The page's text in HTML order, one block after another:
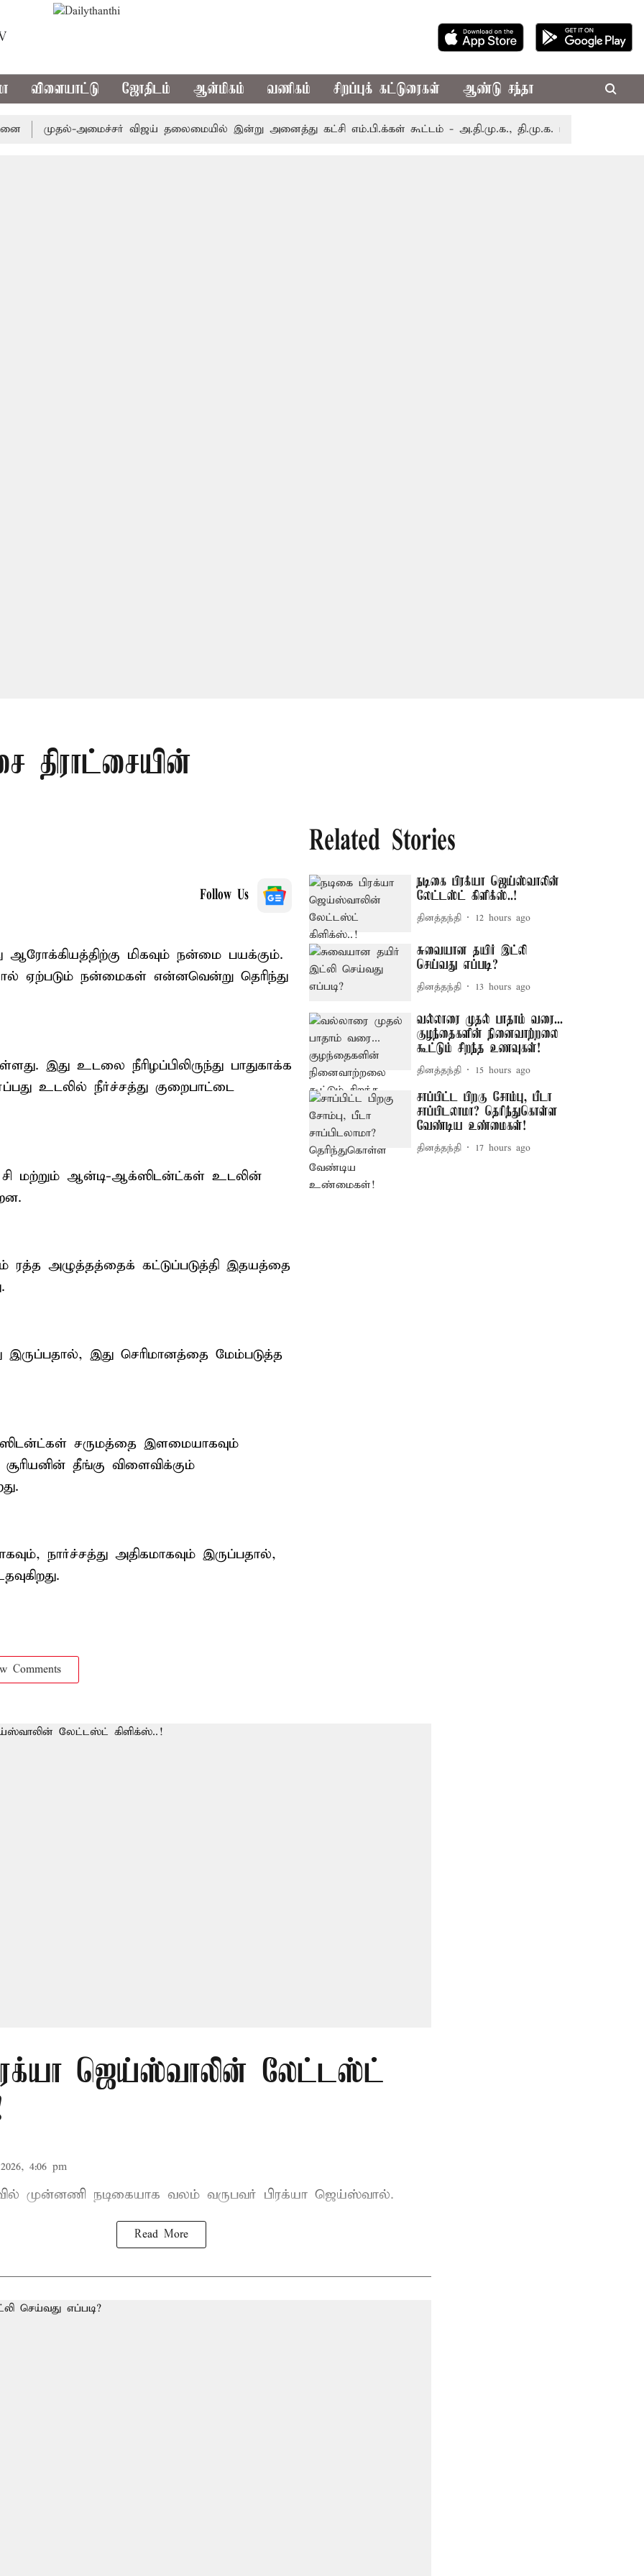
விளையாட்டு ஜோதிடம் ஆன்மிகம் வணிகம் சிறப்புக் கட்டுரைகள் ஆண்டு சந்தா
முதல்-அமைச்சர் விஜய் தலைமையில் இன்று அனைத்து கட்சி எம்.பி.க்கள் கூட்டம் - அ.தி.மு.க., தி.மு.க. புறக்கணிப்பு
திராட்சையின்
Follow Us
ஆரோக்கியத்திற்கு மிகவும் நன்மை பயக்கும்.
ஏற்படும் நன்மைகள் என்னவென்று தெரிந்து
இது உடலை நீரிழப்பிலிருந்து பாதுகாக்க
உடலில் நீர்ச்சத்து குறைபாட்டை
மற்றும் ஆன்டி-ஆக்ஸிடன்ட்கள் உடலின்
ரத்த அழுத்தத்தைக் கட்டுப்படுத்தி இதயத்தை
இருப்பதால், இது செரிமானத்தை மேம்படுத்த
சருமத்தை இளமையாகவும்
தீங்கு விளைவிக்கும்
நார்ச்சத்து அதிகமாகவும் இருப்பதால்,
Comments
Related Stories
நடிகை பிரக்யா ஜெய்ஸ்வாலின்
லேட்டஸ்ட் கிளிக்ஸ்..!
தினத்தந்தி 12 hours ago
சுவையான தயிர் இட்லி
செய்வது எப்படி?
தினத்தந்தி 13 hours ago
வல்லாரை முதல் பாதாம் வரை...
குழந்தைகளின் நினைவாற்றலை
கூட்டும் சிறந்த உணவுகள்!
தினத்தந்தி 15 hours ago
சாப்பிட்ட பிறகு சோம்பு, பீடா
சாப்பிடலாமா? தெரிந்துகொள்ள
வேண்டிய உண்மைகள்!
தினத்தந்தி 17 hours ago
ஜெய்ஸ்வாலின் லேட்டஸ்ட்
4:06 pm
முன்னணி நடிகையாக வலம் வருபவர் பிரக்யா ஜெய்ஸ்வால்.
Read More